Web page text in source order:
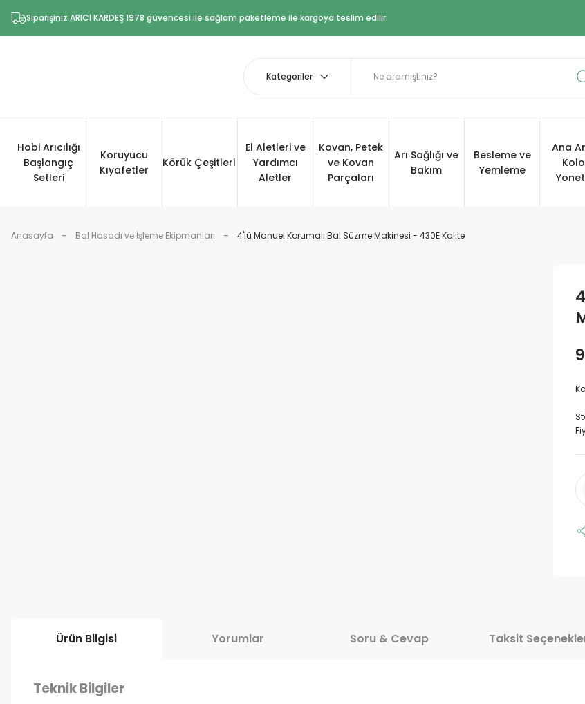
Siparişiniz ARICI KARDEŞ 1978 güvencesi ile sağlam paketleme ile kargoya teslim edilir.
Hobi Arıcılığı
Başlangıç
Setleri
Koruyucu
Kıyafetler
Körük Çeşitleri
El Aletleri ve
Yardımcı
Aletler
Kovan, Petek
ve Kovan
Parçaları
Arı Sağlığı ve
Bakım
Besleme ve
Yemleme
Ana
Anasayfa Bal Hasadı ve İşleme Ekipmanları 4'lü Manuel Korumalı Bal Süzme Makinesi - 430E Kalite
Ürün Bilgisi Yorumlar Soru & Cevap Taksit
Teknik Bilgiler